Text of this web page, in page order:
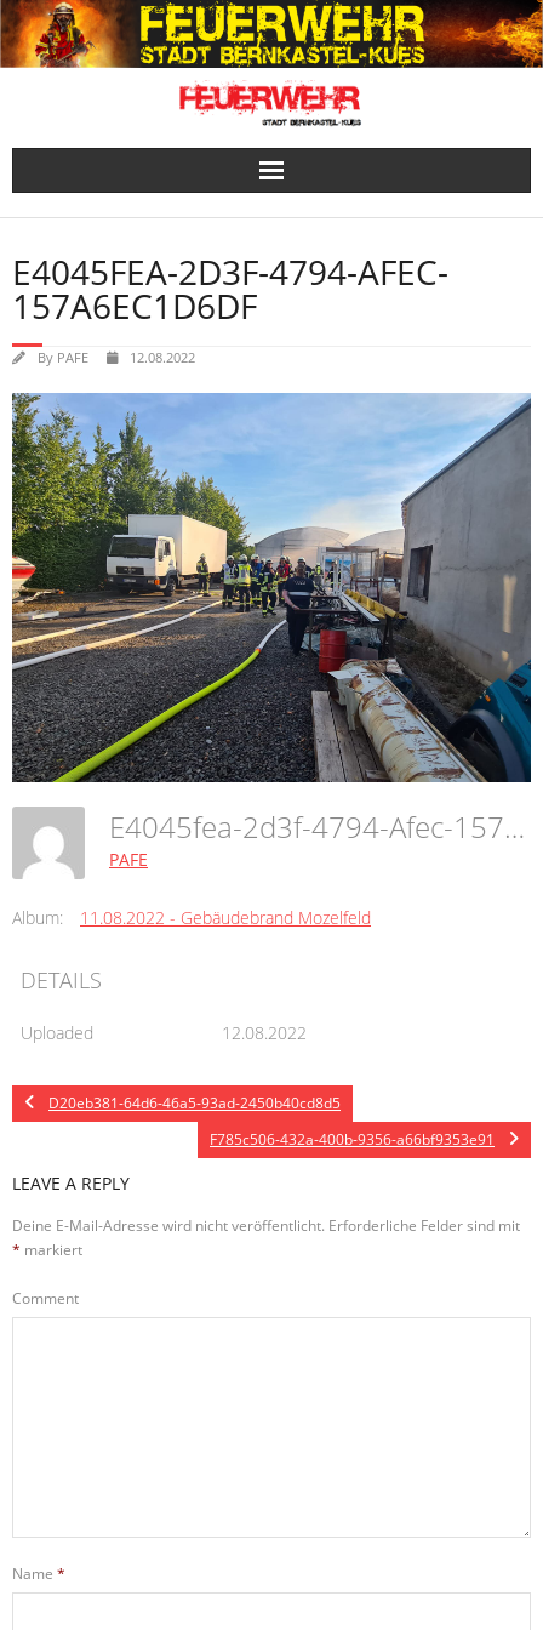
Skip
to
content
E4045FEA-2D3F-4794-AFEC-
157A6EC1D6DF
By PAFE 12.08.2022
E4045fea-2d3f-4794-Afec-157a6ec1d6df
PAFE
Album: 11.08.2022 - Gebäudebrand Mozelfeld
DETAILS
Uploaded 12.08.2022
D20eb381-64d6-46a5-93ad-2450b40cd8d5
F785c506-432a-400b-9356-a66bf9353e91
LEAVE A REPLY
Deine E-Mail-Adresse wird nicht veröffentlicht. Erforderliche Felder sind mit
* markiert
Comment
Name *